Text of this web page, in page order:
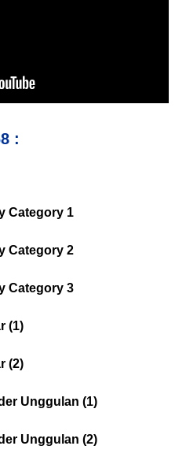
:
Category 1
Category 2
Category 3
(1)
(2)
Unggulan (1)
Unggulan (2)